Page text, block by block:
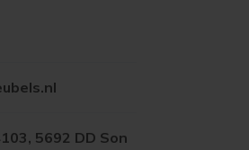
5692 DD Son